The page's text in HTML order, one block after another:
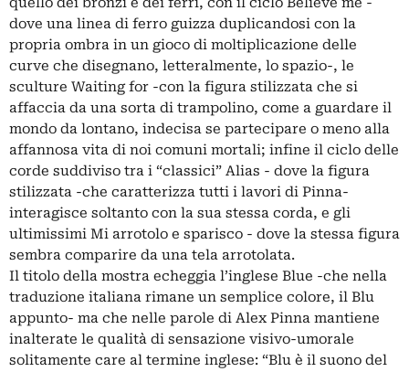
dove una linea di ferro guizza duplicandosi con la
propria ombra in un gioco di moltiplicazione delle
curve che disegnano, letteralmente, lo spazio-, le
sculture Waiting for -con la figura stilizzata che si
affaccia da una sorta di trampolino, come a guardare il
mondo da lontano, indecisa se partecipare o meno alla
affannosa vita di noi comuni mortali; infine il ciclo delle
corde suddiviso tra i “classici” Alias - dove la figura
stilizzata -che caratterizza tutti i lavori di Pinna-
interagisce soltanto con la sua stessa corda, e gli
ultimissimi Mi arrotolo e sparisco - dove la stessa figura
sembra comparire da una tela arrotolata.
Il titolo della mostra echeggia l’inglese Blue -che nella
traduzione italiana rimane un semplice colore, il Blu
appunto- ma che nelle parole di Alex Pinna mantiene
inalterate le qualità di sensazione visivo-umorale
solitamente care al termine inglese: “Blu è il suono del